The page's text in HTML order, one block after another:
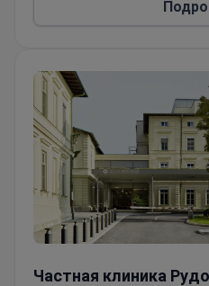
Являясь одним из
медицинских центров
исследованиями и
и входит в рейтинг
Hospitals.
Частная клиника